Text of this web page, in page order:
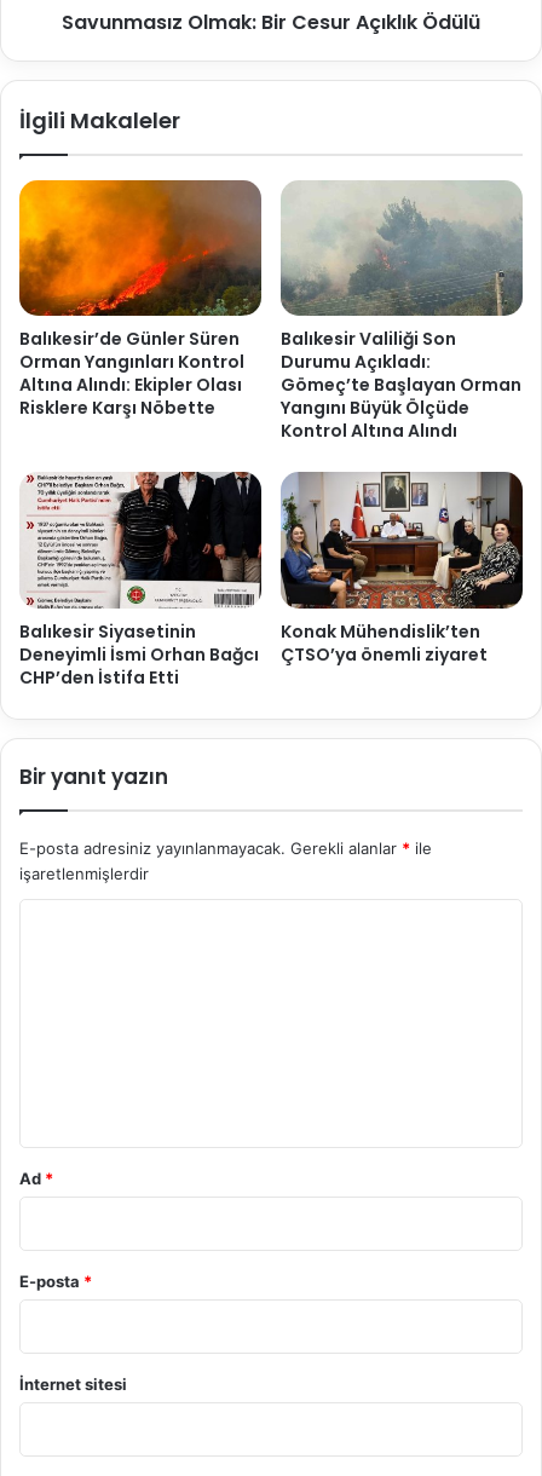
Savunmasız Olmak: Bir Cesur Açıklık Ödülü
İlgili Makaleler
Balıkesir’de Günler Süren
Orman Yangınları Kontrol
Altına Alındı: Ekipler Olası
Risklere Karşı Nöbette
Balıkesir Valiliği Son
Durumu Açıkladı:
Gömeç’te Başlayan Orman
Yangını Büyük Ölçüde
Kontrol Altına Alındı
Balıkesir Siyasetinin
Deneyimli İsmi Orhan Bağcı
CHP’den İstifa Etti
Konak Mühendislik’ten
ÇTSO’ya önemli ziyaret
Bir yanıt yazın
E-posta adresiniz yayınlanmayacak. Gerekli alanlar * ile
işaretlenmişlerdir
Ad *
E-posta *
İnternet sitesi